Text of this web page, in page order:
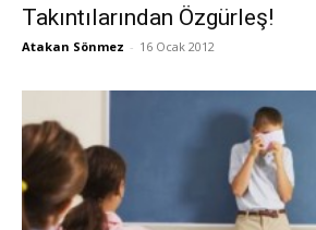
Takıntılarından Özgürleş!
Atakan Sönmez - 16 Ocak 2012